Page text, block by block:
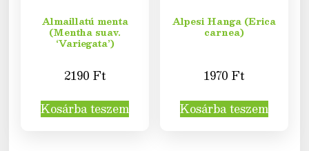
Almaillatú menta
(Mentha suav.
‘Variegata’)
2190Ft
Kosárba teszem
Alpesi Hanga (Erica
carnea)
1970Ft
Kosárba teszem